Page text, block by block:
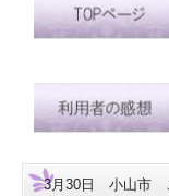
3月30日 小山市